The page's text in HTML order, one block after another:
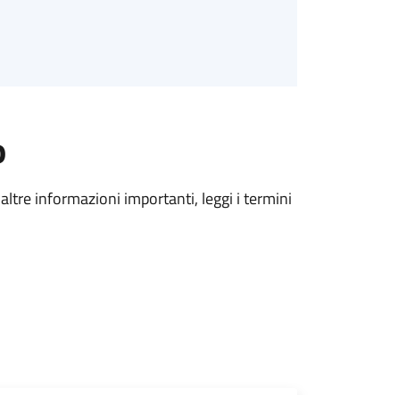
informazioni importanti, leggi i termini